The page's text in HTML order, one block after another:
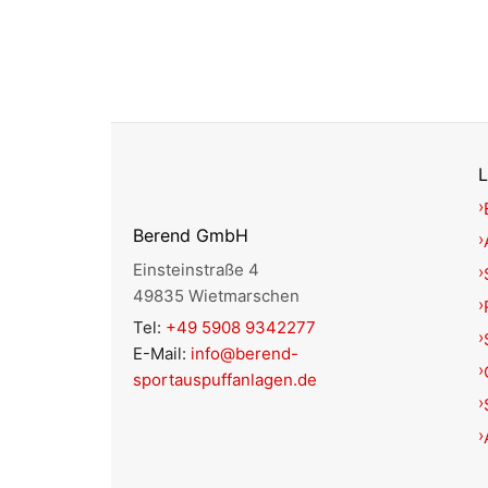
Berend GmbH
Einsteinstraße 4
49835 Wietmarschen
Tel: +49 5908 9342277
E-Mail: info@berend-
sportauspuffanlagen.de